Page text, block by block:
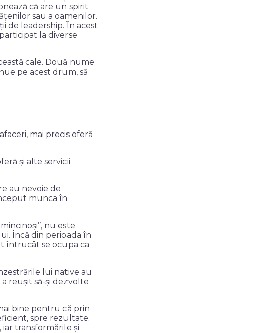
că are un spirit
sau a oamenilor.
de leadership. În acest
la diverse
cale. Două nume
pe acest drum, să
mai precis oferă
și alte servicii
au nevoie de
munca în
nu este
Încă din perioada în
întrucât se ocupa ca
lui native au
reușit să-și dezvolte
bine pentru că prin
spre rezultate.
transformările și